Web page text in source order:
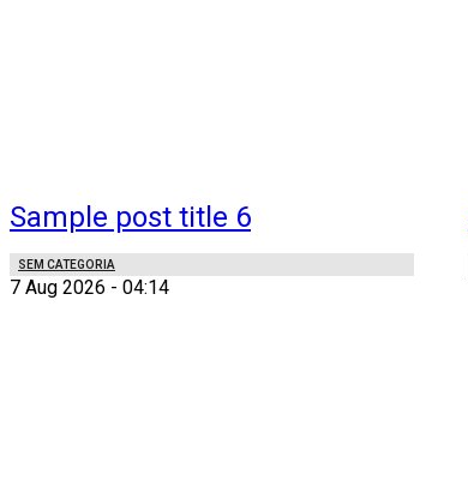
Sample post title 6
SEM CATEGORIA
7 Aug 2026 - 04:14